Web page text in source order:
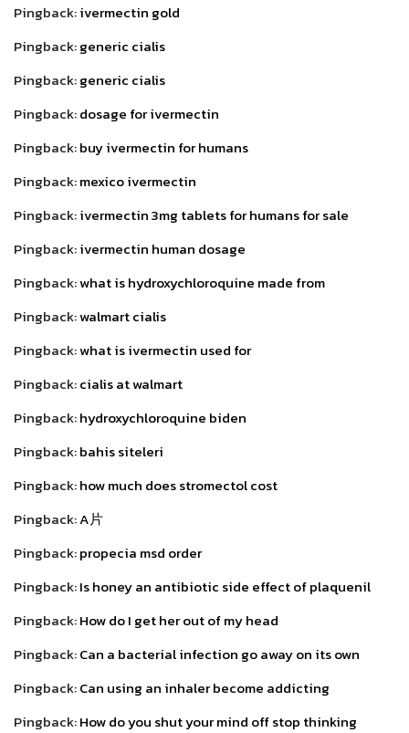
Pingback:ivermectin gold
Pingback:generic cialis
Pingback:generic cialis
Pingback:dosage for ivermectin
Pingback:buy ivermectin for humans
Pingback:mexico ivermectin
Pingback:ivermectin 3mg tablets for humans for sale
Pingback:ivermectin human dosage
Pingback:what is hydroxychloroquine made from
Pingback:walmart cialis
Pingback:what is ivermectin used for
Pingback:cialis at walmart
Pingback:hydroxychloroquine biden
Pingback:bahis siteleri
Pingback:how much does stromectol cost
Pingback:A片
Pingback:propecia msd order
Pingback:Is honey an antibiotic side effect of plaquenil
Pingback:How do I get her out of my head
Pingback:Can a bacterial infection go away on its own
Pingback:Can using an inhaler become addicting
Pingback:How do you shut your mind off stop thinking